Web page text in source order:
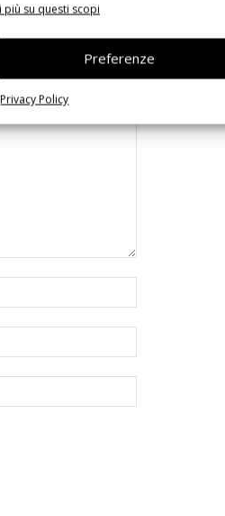
più su questi scopi
Preferenze
Privacy Policy